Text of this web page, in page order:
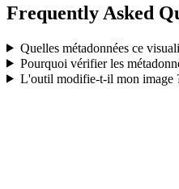
Frequently Asked
Quelles métadonnées ce
Pourquoi vérifier les
L'outil modifie-t-il mon image